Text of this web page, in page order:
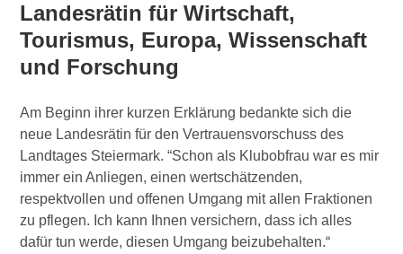
Landesrätin für Wirtschaft,
Tourismus, Europa, Wissenschaft
und Forschung
Am Beginn ihrer kurzen Erklärung bedankte sich die
neue Landesrätin für den Vertrauensvorschuss des
Landtages Steiermark. “Schon als Klubobfrau war es mir
immer ein Anliegen, einen wertschätzenden,
respektvollen und offenen Umgang mit allen Fraktionen
zu pflegen. Ich kann Ihnen versichern, dass ich alles
dafür tun werde, diesen Umgang beizubehalten.“